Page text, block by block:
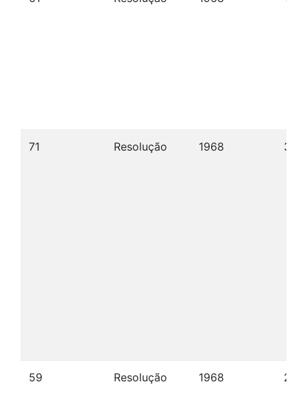
71 Resolução 1968 30/
59 Resolução 1968 29/